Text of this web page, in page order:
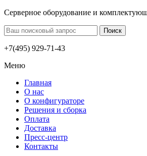
Серверное оборудование и
+7(495) 929-71-43
Меню
Главная
О нас
О конфигураторе
Решения и сборка
Оплата
Доставка
Пресс-центр
Контакты